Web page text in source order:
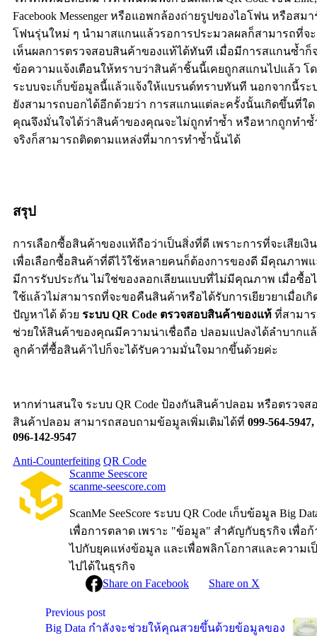
Facebook Messenger หรือแอพกล้องถ่ายรูปของไอโฟน หรือสม
โฟนรุ่นใหม่ ๆ นำมาสแกนแล้วรอการประมวลผลก็สามารถที่จะ
เห็นผลการตรวจสอบสินค้าของแท้ได้ทันที เมื่อมีการสแกนซ้ำก็
ข้อความแจ้งเตือนให้ทราบว่าสินค้าชิ้นนี้เคยถูกสแกนไปแล้ว โ
ระบบจะเก็บข้อมูลนี้แล้วแจ้งให้แบรนด์ทราบทันที นอกจากนี้ระ
ยังสามารถบอกได้อีกด้วยว่า การสแกนแต่ละครั้งนั้นเกิดขึ้นที่ใด
คุณจึงมั่นใจได้ว่าสินค้าของคุณจะไม่ถูกทำซ้ำ หรือหากถูกทำซ้
จริงก็สามารถติดตามแหล่งที่มาการทำซ้ำนั้นได้
สรุป
การเลือกซื้อสินค้าของแท้ถือว่าเป็นสิ่งที่ดี เพราะการที่จะเสียเงิน
เพื่อเลือกซื้อสินค้าที่ดีไว้ใช้หลายคนก็ต้องการของดี มีคุณภาพ
มีการรับประกัน ไม่ใช่ของลอกเลียนแบบที่ไม่มีคุณภาพ เมื่อซื้อ
ใช้แล้วไม่สามารถที่จะขอคืนสินค้าหรือได้รับการเยียวยาเมื่อเกิ
ปัญหาได้ ด้วย ระบบ QR Code ตรวจสอบสินค้าของแท้ ที่สามา
ช่วยให้สินค้าของคุณมีความน่าเชื่อถือ ปลอมแปลงได้ลำบากแ
ลูกค้าที่ซื้อสินค้าไปก็จะได้รับความมั่นใจมากขึ้นด้วยค่ะ
หากท่านสนใจ ระบบ QR Code ป้องกันสินค้าปลอม หรือตรวจส
สินค้าปลอม สามารถสอบถามข้อมูลเพิ่มเติมได้ที่ 099-564-5947,
096-142-9547
Anti-Counterfeiting QR Code
Scanme Seescore
scanme-seescore.com
ScanMe SeeScore ระบบ QR Code เก็บข้อมูล Big
เพื่อการตลาด เพราะ "ข้อมูล" สำคัญกับธุรกิจ เพื่อก้
ไปกับยุคแห่งข้อมูล และเพื่อพลิกโอกาสและความเ
ไปได้ในธุรกิจ
Share on Facebook
Share on X
Previous post
Big Data กำลังจะช่วยให้คุณสวยขึ้นด้วยข้อมูลของ